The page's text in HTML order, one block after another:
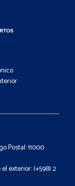
Postal: 11000
exterior: (+598) 2